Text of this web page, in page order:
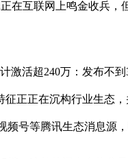
互联网上鸣金收兵
活超240万：发布不
正正在沉构行业生态
等腾讯生态消息源，